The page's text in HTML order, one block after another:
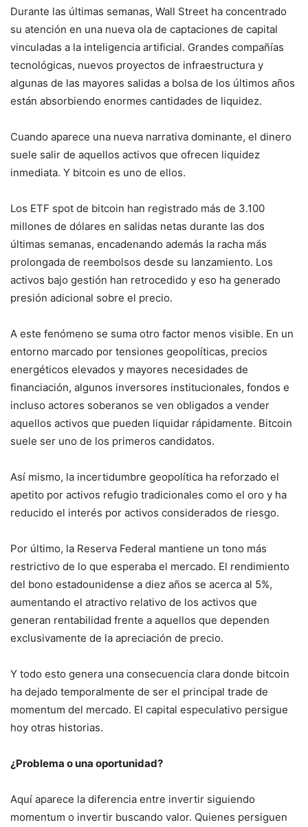
Durante las últimas semanas, Wall Street ha concentrado
su atención en una nueva ola de captaciones de capital
vinculadas a la inteligencia artificial. Grandes compañías
tecnológicas, nuevos proyectos de infraestructura y
algunas de las mayores salidas a bolsa de los últimos años
están absorbiendo enormes cantidades de liquidez.
Cuando aparece una nueva narrativa dominante, el dinero
suele salir de aquellos activos que ofrecen liquidez
inmediata. Y bitcoin es uno de ellos.
Los ETF spot de bitcoin han registrado más de 3.100
millones de dólares en salidas netas durante las dos
últimas semanas, encadenando además la racha más
prolongada de reembolsos desde su lanzamiento. Los
activos bajo gestión han retrocedido y eso ha generado
presión adicional sobre el precio.
A este fenómeno se suma otro factor menos visible. En un
entorno marcado por tensiones geopolíticas, precios
energéticos elevados y mayores necesidades de
financiación, algunos inversores institucionales, fondos e
incluso actores soberanos se ven obligados a vender
aquellos activos que pueden liquidar rápidamente. Bitcoin
suele ser uno de los primeros candidatos.
Así mismo, la incertidumbre geopolítica ha reforzado el
apetito por activos refugio tradicionales como el oro y ha
reducido el interés por activos considerados de riesgo.
Por último, la Reserva Federal mantiene un tono más
restrictivo de lo que esperaba el mercado. El rendimiento
del bono estadounidense a diez años se acerca al 5%,
aumentando el atractivo relativo de los activos que
generan rentabilidad frente a aquellos que dependen
exclusivamente de la apreciación de precio.
Y todo esto genera una consecuencia clara donde bitcoin
ha dejado temporalmente de ser el principal trade de
momentum del mercado. El capital especulativo persigue
hoy otras historias.
¿Problema o una oportunidad?
Aquí aparece la diferencia entre invertir siguiendo
momentum o invertir buscando valor. Quienes persiguen